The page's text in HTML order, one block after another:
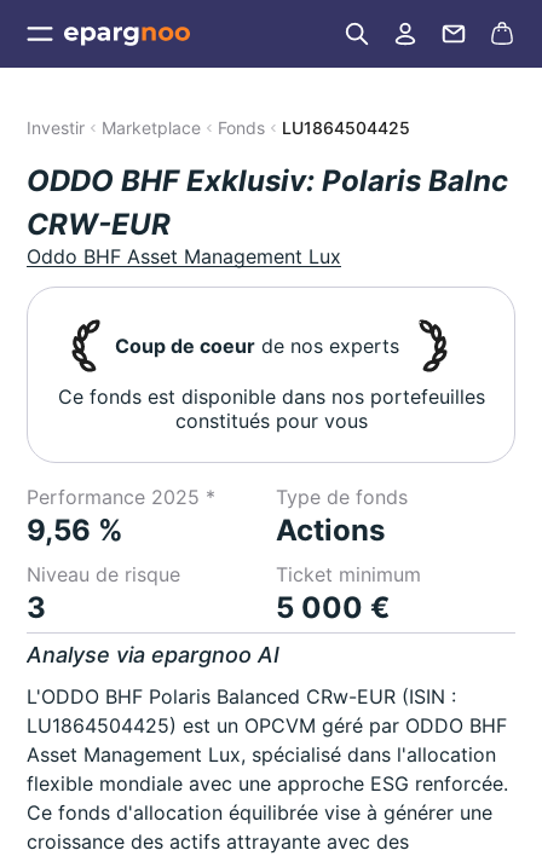
Investir Marketplace Fonds LU1864504425
ODDO BHF Exklusiv: Polaris Balnc
CRW-EUR
Oddo BHF Asset Management Lux
Coup de coeur de nos experts
Ce fonds est disponible dans nos portefeuilles
constitués pour vous
Performance 2025 *
9,56 %
Type de fonds
Actions
Niveau de risque
3
Ticket minimum
5 000 €
Analyse via epargnoo AI
L'ODDO BHF Polaris Balanced CRw-EUR (ISIN :
LU1864504425) est un OPCVM géré par ODDO BHF
Asset Management Lux, spécialisé dans l'allocation
flexible mondiale avec une approche ESG renforcée.
Ce fonds d'allocation équilibrée vise à générer une
croissance des actifs attrayante avec des